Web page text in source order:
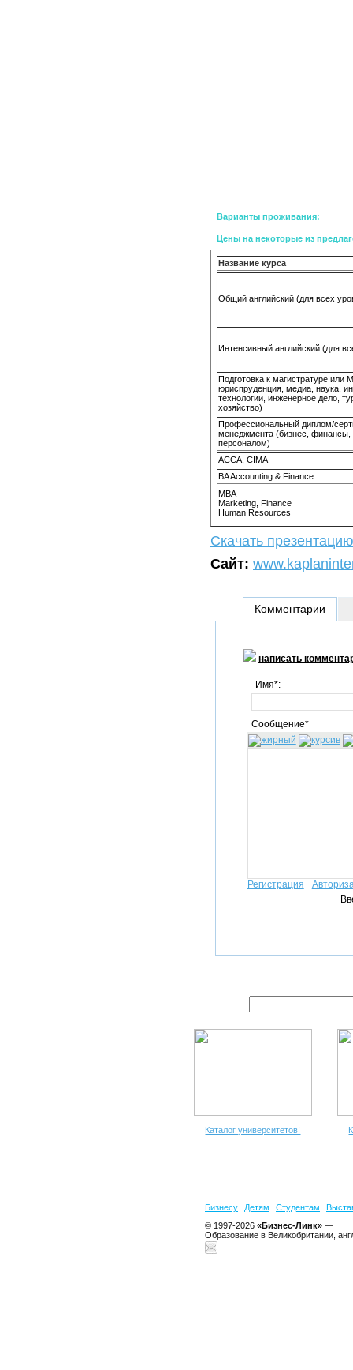
Варианты проживания:
Цены на некоторые из
Название курса
Общий английский (для всех
Интенсивный английский (для
Подготовка к магистратуре или
юриспруденция, медиа, наука,
технологии, инженерное дело,
хозяйство)
Профессиональный диплом/
менеджмента (бизнес, финансы,
персоналом)
ACCA, CIMA
BA Accounting & Finance
MBA
Marketing, Finance
Human Resources
Скачать
Сайт:
Комментарии
написать
Имя*:
Сообщение*
Регистрация
Каталог университетов!
Бизнесу Детям Студентам
© 1997-2026 «Бизнес-Линк» —
Образование в Великобритании,